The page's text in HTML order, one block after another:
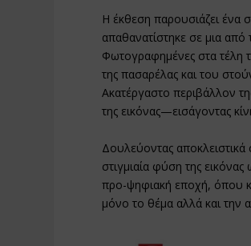
Η έκθεση παρουσιάζει ένα
απαθανατίστηκε σε μια από
Φωτογραφημένες στα τέλη
της πασαρέλας και του
Ακατέργαστο περιβάλλον
της εικόνας—εισάγοντας
Δουλεύοντας
στιγμιαία φύση της
προ-ψηφιακή εποχή, όπου
μόνο το θέμα αλλά και την